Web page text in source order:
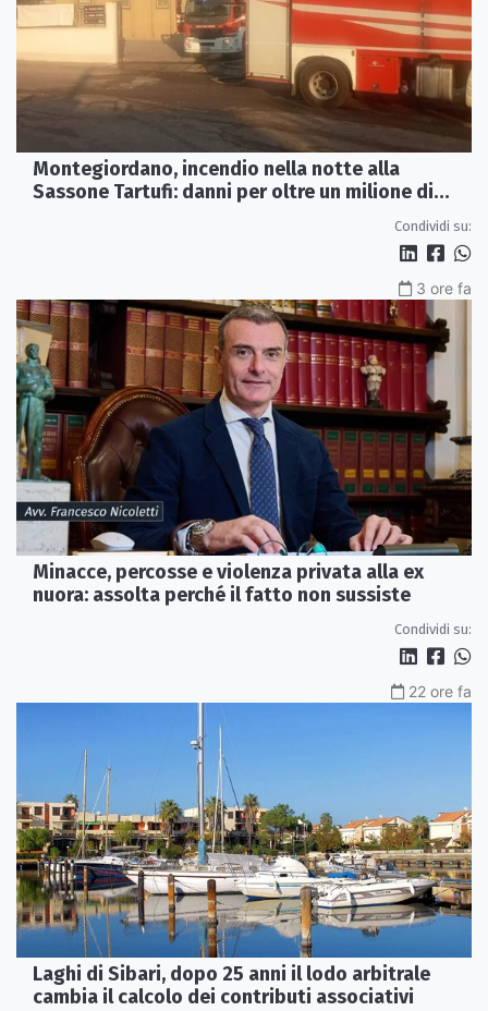
Montegiordano, incendio nella notte alla
Sassone Tartufi: danni per oltre un milione di
Condividi su:
3 ore fa
Minacce, percosse e violenza privata alla ex
nuora: assolta perché il fatto non sussiste
Condividi su:
22 ore fa
Laghi di Sibari, dopo 25 anni il lodo arbitrale
cambia il calcolo dei contributi associativi